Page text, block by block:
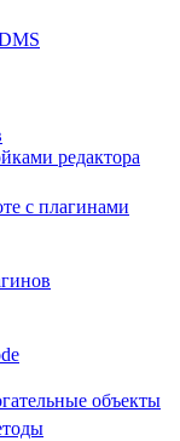
редактора
с плагинами
объекты